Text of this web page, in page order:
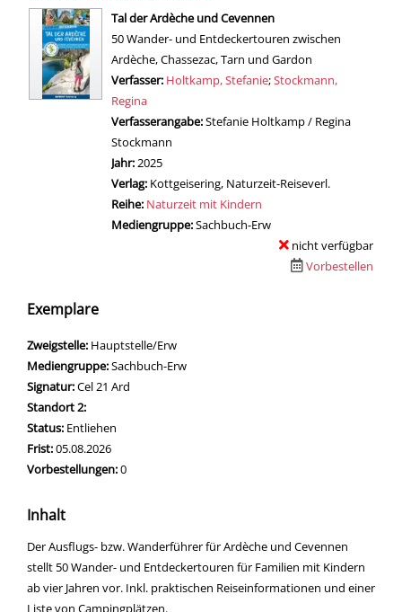
wird in neuem Tab geöffnet
Tal der Ardèche und Cevennen
50 Wander- und Entdeckertouren zwischen
Ardèche, Chassezac, Tarn und Gardon
Verfasser: Suche nach diesem Verfasser
Holtkamp, Stefanie;Stockmann,
Regina
Verfasserangabe:Stefanie Holtkamp / Regina
Stockmann
Jahr: 2025
Verlag: Kottgeisering, Naturzeit-Reiseverl.
Reihe: Naturzeit mit Kindern
Mediengruppe:Sachbuch-Erw
nicht verfügbar
Vorbestellen
Exemplare
Zweigstelle: Hauptstelle/Erw
Mediengruppe:Sachbuch-Erw
Signatur:Cel 21 Ard
Standort 2:
Status: Entliehen
Frist:05.08.2026
Vorbestellungen:0
Inhalt
Der Ausflugs- bzw. Wanderführer für Ardèche und Cevennen
stellt 50 Wander- und Entdeckertouren für Familien mit Kindern
ab vier Jahren vor. Inkl. praktischen Reiseinformationen und einer
Liste von Campingplätzen.